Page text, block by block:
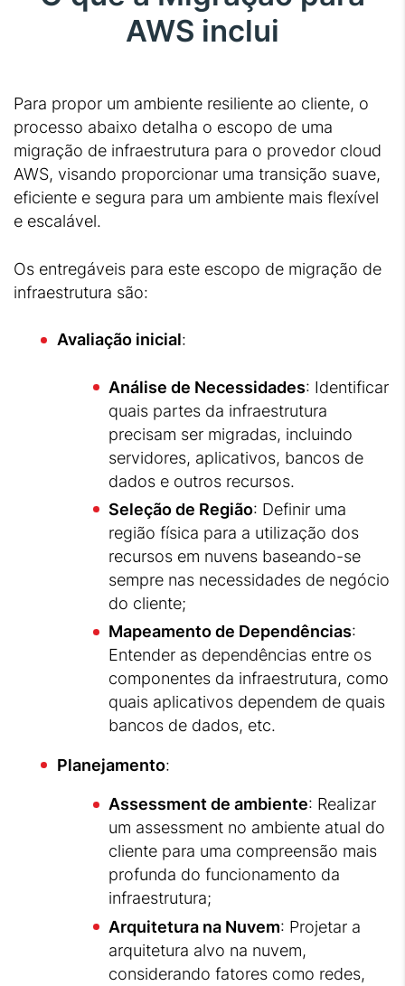
AWS inclui
Para propor um ambiente resiliente ao cliente, o
processo abaixo detalha o escopo de uma
migração de infraestrutura para o provedor cloud
AWS, visando proporcionar uma transição suave,
eficiente e segura para um ambiente mais flexível
e escalável.
Os entregáveis para este escopo de migração de
infraestrutura são:
Avaliação inicial:
Análise de Necessidades: Identificar
quais partes da infraestrutura
precisam ser migradas, incluindo
servidores, aplicativos, bancos de
dados e outros recursos.
Seleção de Região: Definir uma
região física para a utilização dos
recursos em nuvens baseando-se
sempre nas necessidades de negócio
do cliente;
Mapeamento de Dependências:
Entender as dependências entre os
componentes da infraestrutura, como
quais aplicativos dependem de quais
bancos de dados, etc.
Planejamento:
Assessment de ambiente: Realizar
um assessment no ambiente atual do
cliente para uma compreensão mais
profunda do funcionamento da
infraestrutura;
Arquitetura na Nuvem: Projetar a
arquitetura alvo na nuvem,
considerando fatores como redes,